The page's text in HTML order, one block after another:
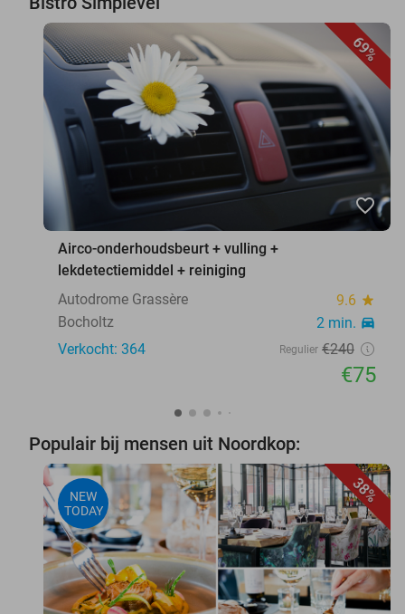
69%
favorite_border
Airco-onderhoudsbeurt + vulling +
lekdetectiemiddel + reiniging
Autodrome Grassère
9.6 star
Bocholtz 2 min. directions_car
Verkocht: 364 Regulier €240
€75
Populair bij mensen uit Noordkop:
38%
NEW
TODAY